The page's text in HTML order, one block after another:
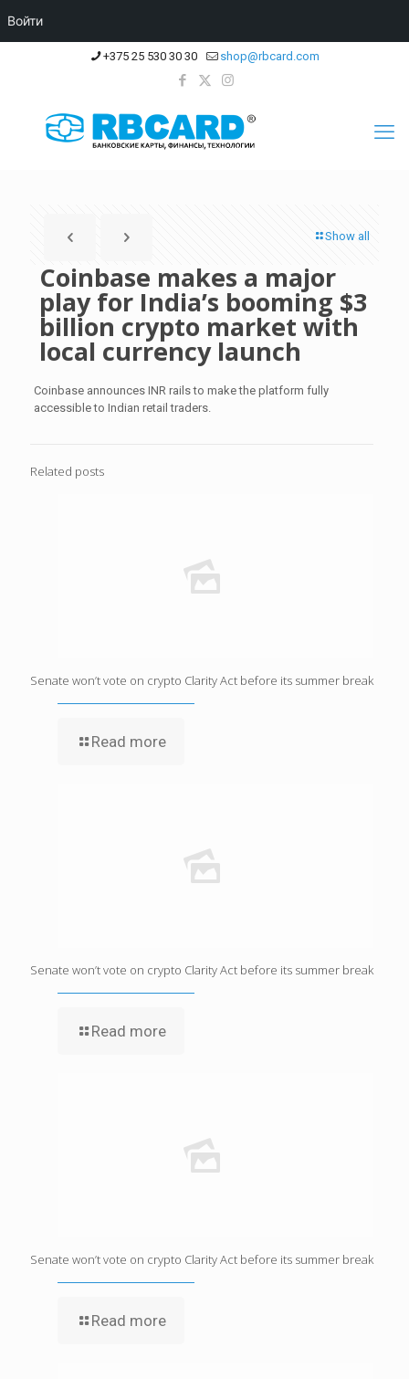
+375 25 530 30 30 shop@rbcard.com
Show all
Coinbase makes a major
play for India’s booming $3
billion crypto market with
local currency launch
Coinbase announces INR rails to make the platform fully
accessible to Indian retail traders.
Related posts
Senate won’t vote on crypto Clarity Act before its summer break
Read more
Senate won’t vote on crypto Clarity Act before its summer break
Read more
Senate won’t vote on crypto Clarity Act before its summer break
Read more
Войти